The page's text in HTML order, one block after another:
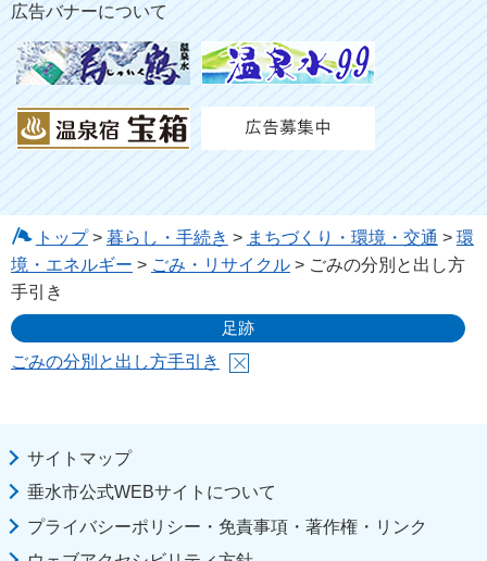
広告バナーについて
トップ> 暮らし・手続き > まちづくり・環境・交通 > 環
境・エネルギー > ごみ・リサイクル > ごみの分別と出し方
手引き
足跡
ごみの分別と出し方手引き
サイトマップ
垂水市公式WEBサイトについて
プライバシーポリシー・免責事項・著作権・リンク